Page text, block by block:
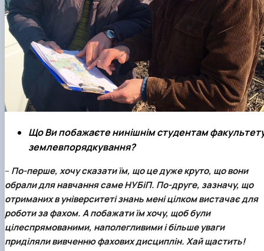
Що Ви побажаєте нинішнім студентам
землевпорядкування?
–По-перше, хочу сказати їм, що це дуже круто, що вони
обрали для навчання самеНУБіП. По-друге, зазначу, що
отриманих в університеті знань мені цілком вистачає для
роботи за фахом. А побажати їм хочу, щоб були
цілеспрямованими, наполегливими і більше уваги
приділяли вивченню фахових дисциплін. Хай щастить!